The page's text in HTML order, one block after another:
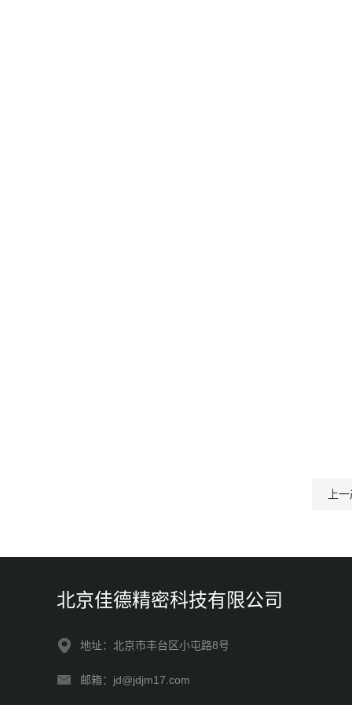
上
北京佳德精密科技有限公司
地址：北京市丰台区小屯路8号
邮箱：jd@jdjm17.com